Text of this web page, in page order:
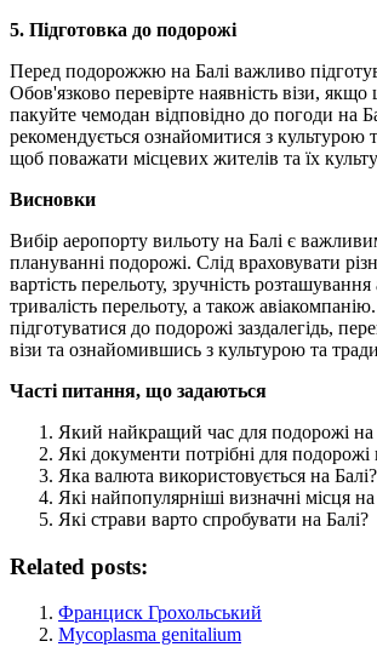
5. Підготовка до подорожі
Перед подорожжю на Балі важливо
Обов'язково перевірте наявність візи, якщо
пакуйте чемодан відповідно до погоди на
рекомендується ознайомитися з культурою
щоб поважати місцевих жителів та їх
Висновки
Вибір аеропорту вильоту на Балі є
плануванні подорожі. Слід враховувати
вартість перельоту, зручність розташування
тривалість перельоту, а також
підготуватися до подорожі заздалегідь,
візи та ознайомившись з культурою та
Часті питання, що задаються
Який найкращий час для подорожі на
Які документи потрібні для подорожі
Яка валюта використовується на Балі?
Які найпопулярніші визначні місця на
Які страви варто спробувати на Балі?
Related posts:
Франциск Грохольський
Mycoplasma genitalium